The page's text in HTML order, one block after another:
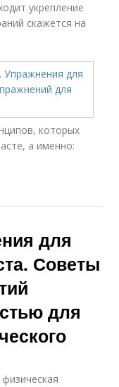
укрепление
скажется на
которых
а именно:
для
Советы
для